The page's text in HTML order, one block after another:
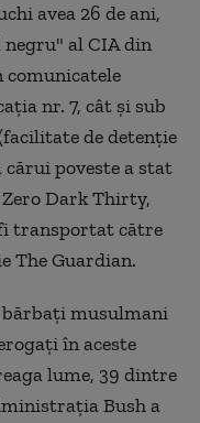
avea 26 de ani,
al CIA din
comunicatele
nr. 7, cât şi sub
de detenţie
cărui poveste a stat
Dark Thirty,
transportat către
The Guardian.
bărbaţi musulmani
în aceste
lume, 39 dintre
Bush a